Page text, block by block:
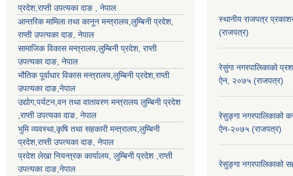
प्रदेश ,राप्ती उपत्यका दाङ , नेपाल
आन्तरिक मामिला तथा कानून मन्त्रालय, लुम्बिनी प्रदेश
राप्ती उपत्यका दाङ , नेपाल
सामाजिक विकास मन्त्रालय, लुम्बिनी प्रदेश राप्ती
उपत्यका दाङ , नेपाल
भौतिक पूर्वाधार विकास मन्त्रालय, लुम्बिनी प्रदेश राप्ती
उपत्यका दाङ ,नेपाल
उद्याेग,पर्यटन,वन तथा वातावरण मन्त्रालय लुम्बिनी प्रदेश
राप्ती उपत्यका दाङ , नेपाल
भुमि व्यवस्था,कृषि तथा सहकारी मन्त्रालय, लुम्बिनी
प्रदेश राप्ती उपत्यका दाङ , नेपाल
प्रदेश लेखा नियन्त्रक कार्यालय, लुम्बिनी प्रदेश राप्ती
उपत्यका दाङ ,नेपाल
स्थानीय राजपत्र
(राजपत्र)
रेसुंगा नगरपालिकाको
ऐन, २०७५ (राजपत्र)
रेसुङ्गा नगरपालिकाको
ऐन-२०७५ (राजपत्र)
रेसुङ्गा नगरपालिकाको